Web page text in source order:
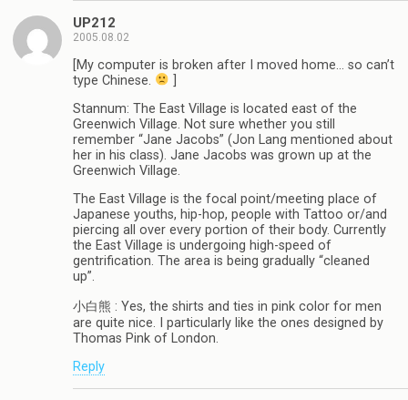
UP212
2005.08.02
[My computer is broken after I moved home… so can’t
type Chinese.
Stannum: The East Village is located east of the
Greenwich Village. Not sure whether you still
remember “Jane Jacobs” (Jon Lang mentioned about
her in his class). Jane Jacobs was grown up at the
Greenwich Village.
The East Village is the focal point/meeting place of
Japanese youths, hip-hop, people with Tattoo or/and
piercing all over every portion of their body. Currently
the East Village is undergoing high-speed of
gentrification. The area is being gradually “cleaned
up”.
小白熊 : Yes, the shirts and ties in pink color for men
are quite nice. I particularly like the ones designed by
Thomas Pink of London.
Reply